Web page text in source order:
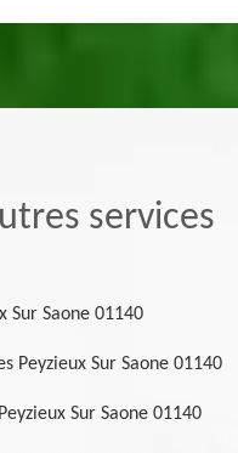
services
Sur Saone 01140
Peyzieux Sur Saone 01140
Sur Saone 01140